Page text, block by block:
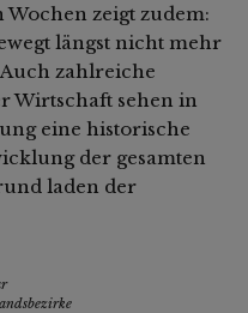
zeigt zudem:
längst nicht mehr
zahlreiche
Wirtschaft sehen in
eine historische
der gesamten
laden der